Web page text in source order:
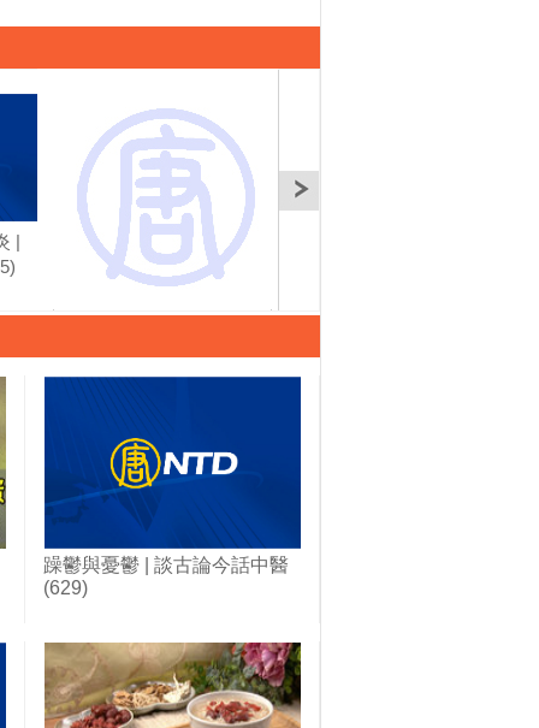
|
瘦小腹 | 談古論今話中
醫(626)
躁鬱與憂鬱 | 談古論今話中醫
(629)